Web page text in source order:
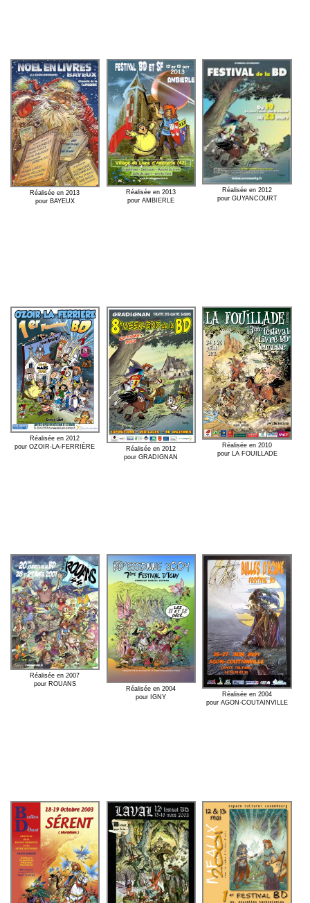
Réalisée en 2013
pour BAYEUX
Réalisée en 2013
pour AMBIERLE
Réalisée en 2012
pour GUYANCOURT
Réalisée en 2012
pour OZOIR-LA-FERRIÈRE
Réalisée en 2012
pour GRADIGNAN
Réalisée en 2010
pour LA FOUILLADE
Réalisée en 2007
pour ROUANS
Réalisée en 2004
pour IGNY
Réalisée en 2004
pour AGON-COUTAINVILLE